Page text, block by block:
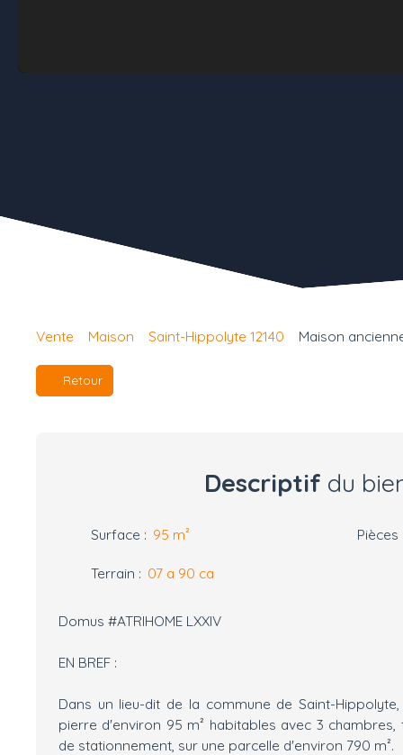
Vente Maison Saint-Hippolyte 12140 Maison
Retour
Descriptif du
Surface : 95 m² Pièces
Terrain : 07 a 90 ca
Domus #ATRIHOME LXXIV
EN BREF :
Dans un lieu-dit de la commune de Saint-
pierre d'environ 95 m² habitables avec 3
de stationnement, sur une parcelle d'environ 790 m².